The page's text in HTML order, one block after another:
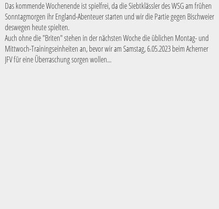
Das kommende Wochenende ist spielfrei, da die Siebtklässler des WSG am frühen
Sonntagmorgen ihr England-Abenteuer starten und wir die Partie gegen Bischweier
deswegen heute spielten.
Auch ohne die "Briten" stehen in der nächsten Woche die üblichen Montag- und
Mittwoch-Trainingseinheiten an, bevor wir am Samstag, 6.05.2023 beim Acherner
JFV für eine Überraschung sorgen wollen...